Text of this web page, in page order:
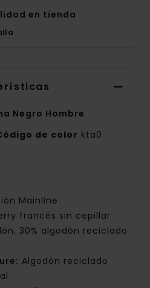
en tienda
Negro Hombre
de color kta0
Mainline
francés sin cepillar
30% algodón reciclado
Algodón reciclado